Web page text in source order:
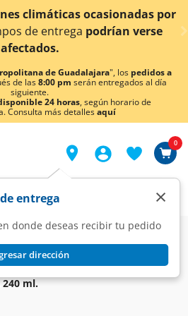
ocasionadas por
podrían verse
de Guadalajara", los pedidos a
de las8:00 pm serán entregados al día
siguiente.
24 horas, según horario de
Consulta más detallesaquí
entrega
donde deseas recibir tu pedido
dirección
×
0
Dermatología Especializada
Enriquecido con Ácido
240 ml.